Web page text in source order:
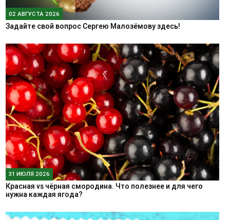
02 АВГУСТА 2026
Задайте свой вопрос Сергею Малозёмову здесь!
31 ИЮЛЯ 2026
Красная vs чёрная смородина. Что полезнее и для чего
нужна каждая ягода?